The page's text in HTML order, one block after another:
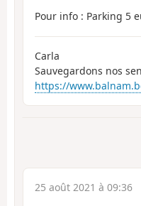
Pour info : Parking 5
Carla
Sauvegardons nos
https://
25 août 2021 à 09:36